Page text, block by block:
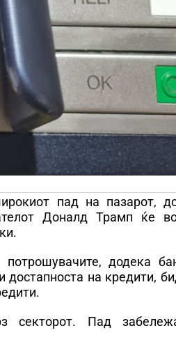
пад на пазарот,
Доналд Трамп ќе
додека
на кредити,
секторот. Пад